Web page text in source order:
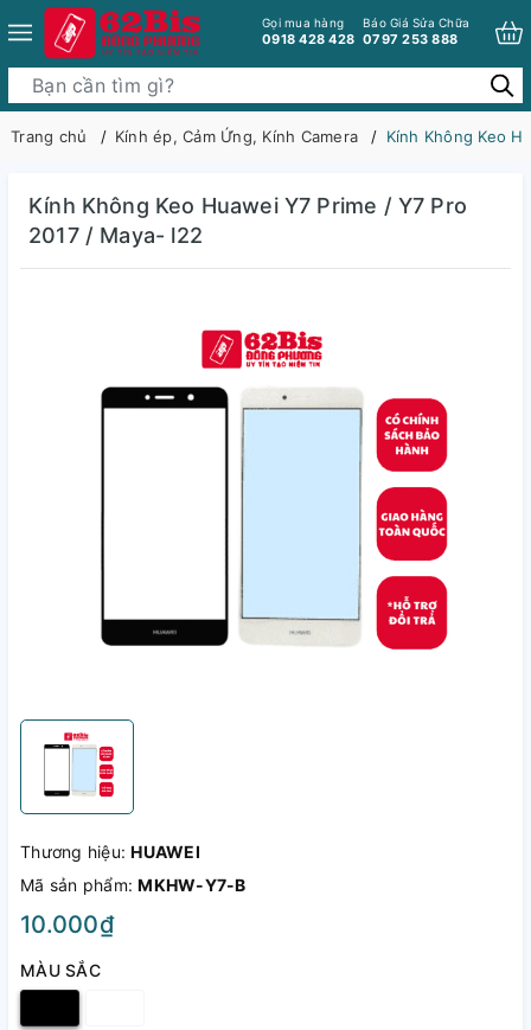
Gọi mua hàng
0918 428 428
Báo Giá Sửa Chữa
0797 253 888
Trang chủ Kính ép, Cảm Ứng, Kính Camera Kính Không Keo
Kính Không Keo Huawei Y7 Prime / Y7 Pro
2017 / Maya- l22
Thương hiệu:HUAWEI
Mã sản phẩm:MKHW-Y7-B
10.000₫
MÀU SẮC